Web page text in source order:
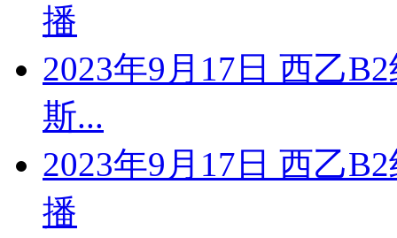
播
2023年9月17日 西乙
斯...
2023年9月17日 西乙
播